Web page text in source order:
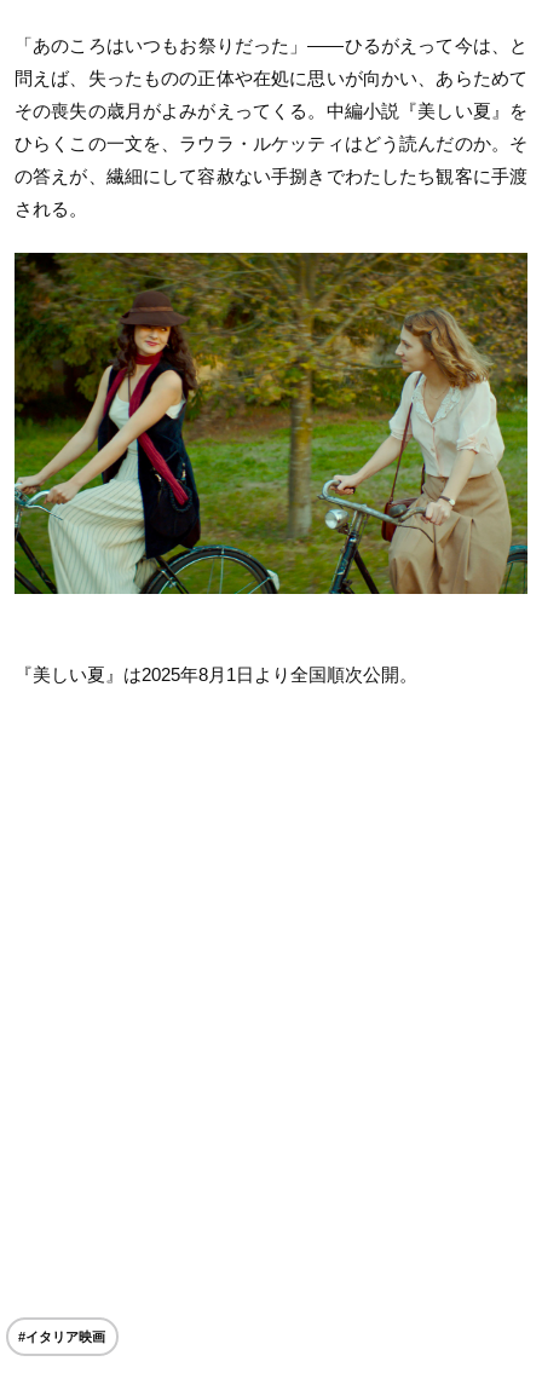
「あのころはいつもお祭りだった」——ひるがえって今は、と
問えば、失ったものの正体や在処に思いが向かい、あらためて
その喪失の歳月がよみがえってくる。中編小説『美しい夏』を
ひらくこの一文を、ラウラ・ルケッティはどう読んだのか。そ
の答えが、繊細にして容赦ない手捌きでわたしたち観客に手渡
される。
『美しい夏』は2025年8月1日より全国順次公開。
#イタリア映画